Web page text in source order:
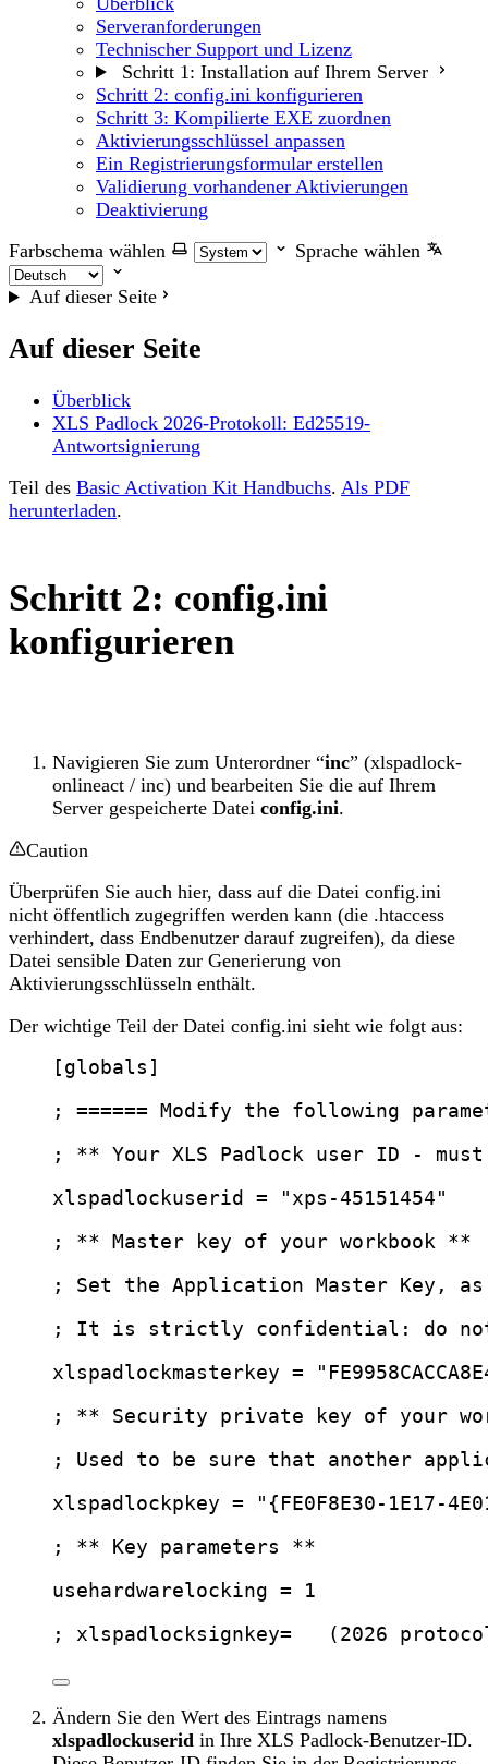
Serveranforderungen
Technischer Support und Lizenz
Schritt 1: Installation auf Ihrem Server
Schritt 2: config.ini konfigurieren
Schritt 3: Kompilierte EXE zuordnen
Aktivierungsschlüssel anpassen
Ein Registrierungsformular erstellen
Validierung vorhandener Aktivierungen
Deaktivierung
Farbschema wählen
Sprache wählen
Auf dieser Seite
Auf dieser Seite
Überblick
XLS Padlock 2026-Protokoll: Ed25519-
Antwortsignierung
Teil des Basic Activation Kit Handbuchs. Als PDF
herunterladen.
Schritt 2: config.ini
konfigurieren
Navigieren Sie zum Unterordner “inc” (xlspadlock-
onlineact / inc) und bearbeiten Sie die auf Ihrem
Server gespeicherte Datei config.ini.
Caution
Überprüfen Sie auch hier, dass auf die Datei config.ini
nicht öffentlich zugegriffen werden kann (die .htaccess
verhindert, dass Endbenutzer darauf zugreifen), da diese
Datei sensible Daten zur Generierung von
Aktivierungsschlüsseln enthält.
Der wichtige Teil der Datei config.ini sieht wie folgt aus:
[globals]
; ====== Modify the following
; ** Your XLS Padlock user ID -
xlspadlockuserid
= " xps-45151454 "
; ** Master key of your workbook **
; Set the Application Master Key,
; It is strictly confidential: do not
xlspadlockmasterkey = "
; ** Security private key of your
; Used to be sure that another
xlspadlockpkey = " {FE0F8E30-1E17-
; ** Key parameters **
usehardwarelocking = 1
; xlspadlocksignkey=   (2026
Ändern Sie den Wert des Eintrags namens
xlspadlockuserid in Ihre XLS Padlock-Benutzer-ID.